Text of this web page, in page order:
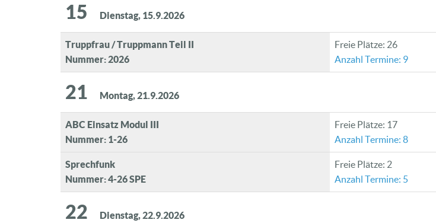
15 Dienstag, 15.9.2026
Truppfrau / Truppmann Teil II
Nummer: 2026
Freie Plätze: 26
Anzahl Termine: 9
21 Montag, 21.9.2026
ABC Einsatz Modul III
Nummer: 1-26
Freie Plätze: 17
Anzahl Termine: 8
Sprechfunk
Nummer: 4-26 SPE
Freie Plätze: 2
Anzahl Termine: 5
22 Dienstag, 22.9.2026